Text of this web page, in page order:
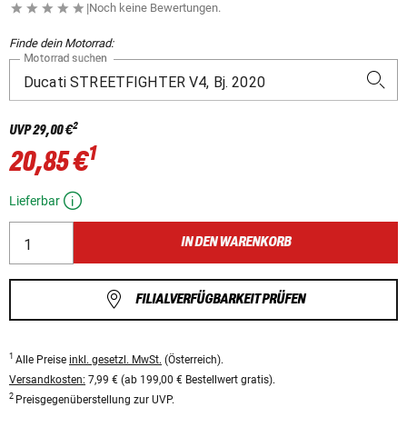
|Noch keine Bewertungen.
Finde dein Motorrad:
Motorrad suchen
UVP29,00 €2
20,85 €1
Lieferbar
IN DEN WARENKORB
FILIALVERFÜGBARKEIT PRÜFEN
1 Alle Preise inkl. gesetzl. MwSt. (Österreich).
Versandkosten: 7,99 € (ab 199,00 € Bestellwert gratis).
2 Preisgegenüberstellung zur UVP.